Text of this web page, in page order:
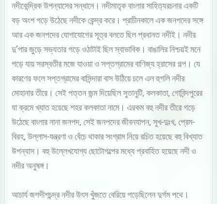
নদীকেন্দ্রিক উপন্যাসের সন্ধানে। নদীমাতৃক বাংলার সাহিত্যরচনার একটি
বড় অংশ গড়ে উঠেছে নদীকে কেন্দ্র করে। প্রাচীনকালে এক জনপদের সঙ্গে
আর এক জনপদের যোগাযোগের সূত্র বলতে ছিল প্রধানত নদীই। নদীর
দু’পার জুড়ে সভ্যতার গড়ে ওঠাটাই ছিল স্বাভাবিক। বাঙালির নিশ্চয়ই মনে
পড়ে যায় সরস্বতীর মজে যাওয়া ও সপ্তগ্রামের বাণিজ্য হ্রাসের গল্প। যে
কারণের ফলে সপ্তগ্রামের বাসিন্দারা বাস উঠিয়ে চলে এল হুগলি নদীর
মোহানার তীরে। সেই পত্তন জন্ম দিয়েছিল সুতানুটি, কলকাতা, গোবিন্দপুরের
যা ক্রমে খ্যাত হয়েছে শহর কলকাতা নামে। এরকম বহু নদীর তীরে গড়ে
উঠেছে বাংলার নানা জনপদ, সেই জনপদের জীবনযাপন, সুখ-দুঃখ, প্রেম-
বিরহ, উল্লাস-যন্ত্রণা ও বেঁচে থাকার সংগ্রাম নিয়ে রচিত হয়েছে বহু বিখ্যাত
উপন্যাস। বহু উল্লেখযোগ্য ছোটোগল্পের মধ্যে প্রবাহিত হয়েছে নদী ও
নদীর অনুষঙ্গ।
আচার্য জগদীশচন্দ্র নদীর উৎস খুঁজতে বেরিয়ে পড়েছিলেন দুর্গম পথে।